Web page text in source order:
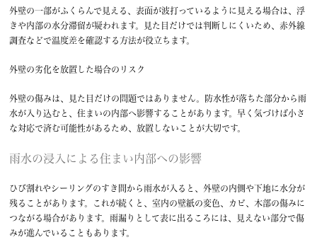
外壁の一部がふくらんで見える、表面が波打っているように見える場合は、浮
きや内部の水分滞留が疑われます。見た目だけでは判断しにくいため、赤外線
調査などで温度差を確認する方法が役立ちます。
外壁の劣化を放置した場合のリスク
外壁の傷みは、見た目だけの問題ではありません。防水性が落ちた部分から雨
水が入り込むと、住まいの内部へ影響することがあります。早く気づけば小さ
な対応で済む可能性があるため、放置しないことが大切です。
雨水の浸入による住まい内部への影響
ひび割れやシーリングのすき間から雨水が入ると、外壁の内側や下地に水分が
残ることがあります。これが続くと、室内の壁紙の変色、カビ、木部の傷みに
つながる場合があります。雨漏りとして表に出るころには、見えない部分で傷
みが進んでいることもあります。